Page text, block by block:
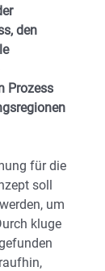
den
Prozess
für die
soll
um
kluge